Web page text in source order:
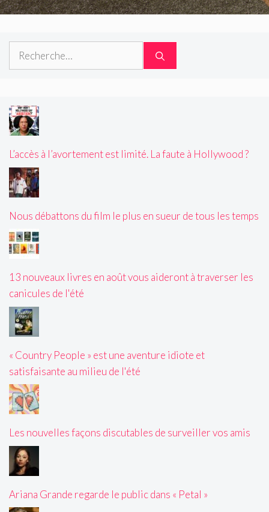
Rechercher :
L’accès à l’avortement est limité. La faute à Hollywood ?
Nous débattons du film le plus en sueur de tous les temps
13 nouveaux livres en août vous aideront à traverser les
canicules de l'été
« Country People » est une aventure idiote et
satisfaisante au milieu de l'été
Les nouvelles façons discutables de surveiller vos amis
Ariana Grande regarde le public dans « Petal »